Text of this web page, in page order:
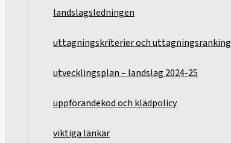
landslagsledningen
uttagningskriterier och uttagningsranking
utvecklingsplan – landslag 2024-25
uppförandekod och klädpolicy
viktiga länkar